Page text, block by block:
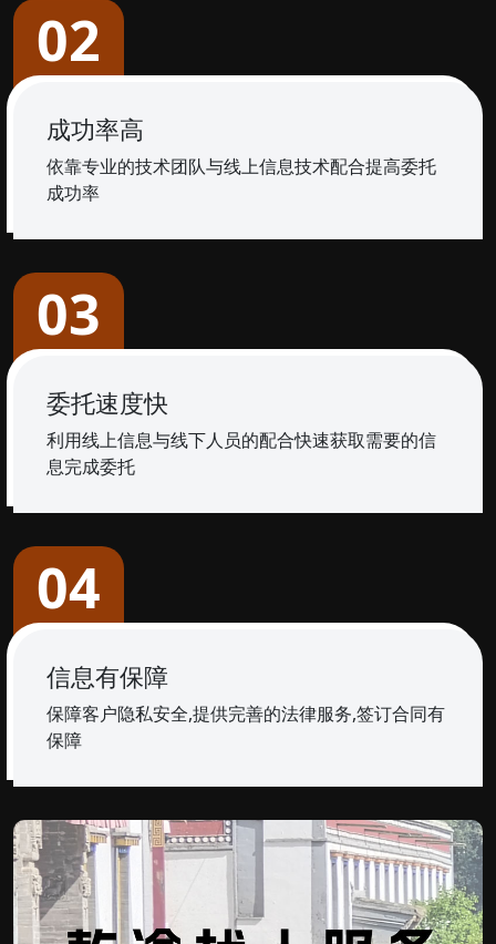
02
成功率高
依靠专业的技术团队与线上信息技术配合提高委托
成功率
03
委托速度快
利用线上信息与线下人员的配合快速获取需要的信
息完成委托
04
信息有保障
保障客户隐私安全,提供完善的法律服务,签订合同有
保障